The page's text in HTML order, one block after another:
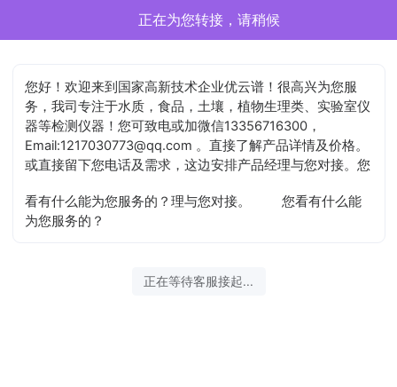
李园正在为您服务
您好！欢迎来到国家高新技术企业优云谱！很高兴为您服
务，我司专注于水质，食品，土壤，植物生理类、实验室仪
器等检测仪器！您可致电或加微信13356716300，
Email:1217030773@qq.com 。直接了解产品详情及价格。
或直接留下您电话及需求，这边安排产品经理与您对接。您
看有什么能为您服务的？理与您对接。
您看有什么能
为您服务的？
2026-08-10 11:40:17 开始沟通